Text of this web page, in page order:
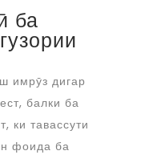
ба
имрӯз дигар
балки ба
ки тавассути
фоида ба